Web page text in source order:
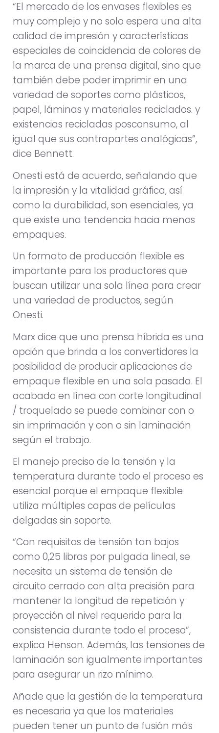
“El mercado de los envases flexibles es
muy complejo y no solo espera una alta
calidad de impresión y características
especiales de coincidencia de colores de
la marca de una prensa digital, sino que
también debe poder imprimir en una
variedad de soportes como plásticos,
papel, láminas y materiales reciclados. y
existencias recicladas posconsumo, al
igual que sus contrapartes analógicas”,
dice Bennett.
Onesti está de acuerdo, señalando que
la impresión y la vitalidad gráfica, así
como la durabilidad, son esenciales, ya
que existe una tendencia hacia menos
empaques.
Un formato de producción flexible es
importante para los productores que
buscan utilizar una sola línea para crear
una variedad de productos, según
Onesti.
Marx dice que una prensa híbrida es una
opción que brinda a los convertidores la
posibilidad de producir aplicaciones de
empaque flexible en una sola pasada. El
acabado en línea con corte longitudinal
/ troquelado se puede combinar con o
sin imprimación y con o sin laminación
según el trabajo.
El manejo preciso de la tensión y la
temperatura durante todo el proceso es
esencial porque el empaque flexible
utiliza múltiples capas de películas
delgadas sin soporte.
“Con requisitos de tensión tan bajos
como 0,25 libras por pulgada lineal, se
necesita un sistema de tensión de
circuito cerrado con alta precisión para
mantener la longitud de repetición y
proyección al nivel requerido para la
consistencia durante todo el proceso”,
explica Henson. Además, las tensiones de
laminación son igualmente importantes
para asegurar un rizo mínimo.
Añade que la gestión de la temperatura
es necesaria ya que los materiales
pueden tener un punto de fusión más